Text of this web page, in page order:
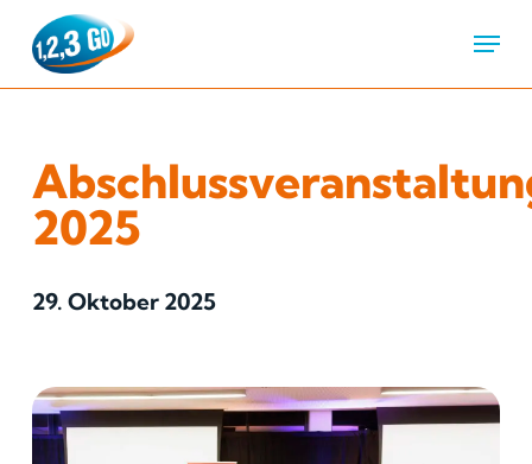
Menu
2025
29. Oktober 2025